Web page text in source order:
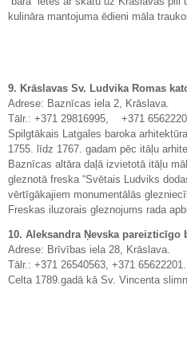
kulināra mantojuma ēdieni māla
9. Krāslavas Sv. Ludvika Romas
Adrese: Baznīcas iela 2, Krāslava.
Tālr.: +371 29816995, +371
Spilgtākais Latgales baroka
1755. līdz 1767. gadam pēc itāļu
Baznīcas altāra daļā izvietotā itāļu
gleznotā freska “Svētais Ludviks
vērtīgākajiem monumentālās
Freskas iluzorais gleznojums rada
10. Aleksandra Ņevska pareizticīgo
Adrese: Brīvības iela 28, Krāslava.
Tālr.: +371 26540563, +371 65622201.
Celta 1789.gadā kā Sv. Vincenta